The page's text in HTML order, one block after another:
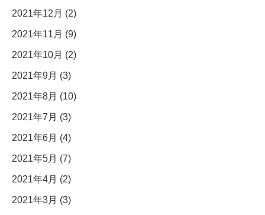
2021年12月 (2)
2021年11月 (9)
2021年10月 (2)
2021年9月 (3)
2021年8月 (10)
2021年7月 (3)
2021年6月 (4)
2021年5月 (7)
2021年4月 (2)
2021年3月 (3)